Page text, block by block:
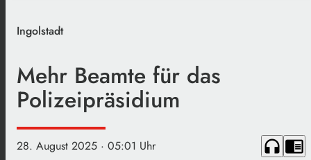
Ingolstadt
Mehr Beamte für das
Polizeipräsidium
28. August 2025 · 05:01 Uhr headphones chrome_reader_mode